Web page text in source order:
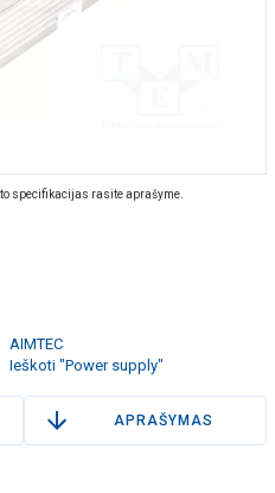
specifikacijas rasite aprašyme.
AIMTEC
Ieškoti "Power supply"
APRAŠYMAS